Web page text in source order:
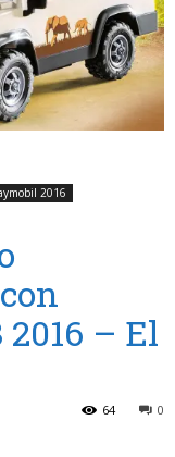
2016
– El
0
64